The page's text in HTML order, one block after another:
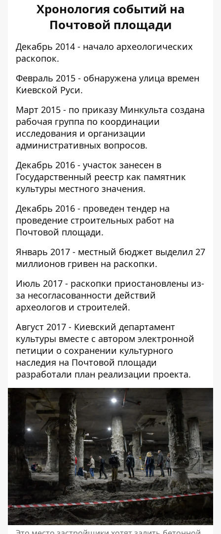
Хронология событий на
Почтовой площади
Декабрь 2014 - начало археологических
раскопок.
Февраль 2015 - обнаружена улица времен
Киевской Руси.
Март 2015 - по приказу Минкульта создана
рабочая группа по координации
исследования и организации
административных вопросов.
Декабрь 2016 - участок занесен в
Государственный реестр как памятник
культуры местного значения.
Декабрь 2016 - проведен тендер на
проведение строительных работ на
Почтовой площади.
Январь 2017 - местный бюджет выделил 27
миллионов гривен на раскопки.
Июль 2017 - раскопки приостановлены из-
за несогласованности действий
археологов и строителей.
Август 2017 - Киевский департамент
культуры вместе с автором электронной
петиции о сохранении культурного
наследия на Почтовой площади
разработали план реализации проекта.